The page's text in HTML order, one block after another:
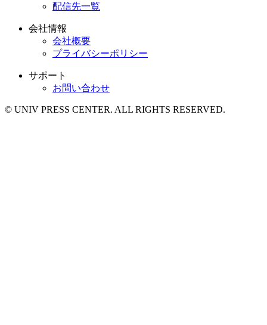
配信先一覧
会社情報
会社概要
プライバシーポリシー
サポート
お問い合わせ
© UNIV PRESS CENTER. ALL RIGHTS RESERVED.